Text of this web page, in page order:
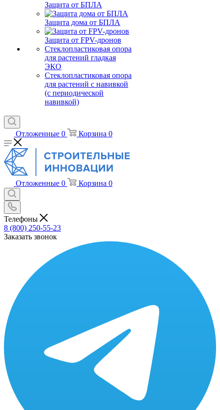
Защита от БПЛА
Защита дома от БПЛА
Защита от FPV-дронов
Стеклопластиковая опора
для растений гладкая
ЭКО
Стеклопластиковая опора
для растений с навивкой
(с периодической
навивкой)
Отложенные 0 Корзина 0
Отложенные 0 Корзина 0
Телефоны
8 (800) 250-55-23
Заказать звонок